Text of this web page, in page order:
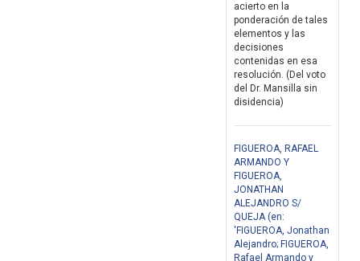
acierto en la
ponderación de tales
elementos y las
decisiones
contenidas en esa
resolución. (Del voto
del Dr. Mansilla sin
disidencia)
FIGUEROA, RAFAEL
ARMANDO Y
FIGUEROA,
JONATHAN
ALEJANDRO S/
QUEJA (en:
'FIGUEROA, Jonathan
Alejandro; FIGUEROA,
Rafael Armando y